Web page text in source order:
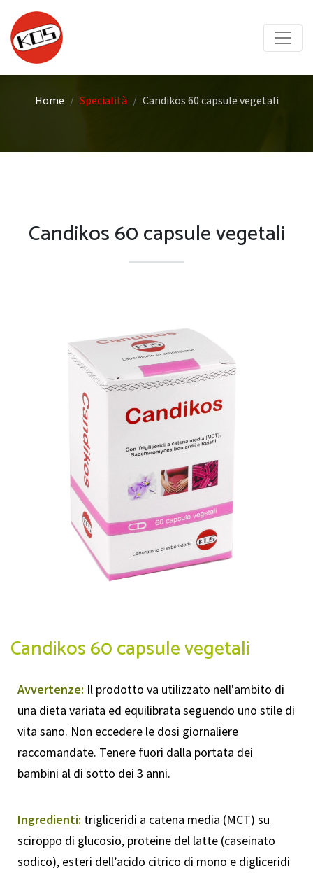
Home Specialità Candikos 60 capsule vegetali
Candikos 60 capsule vegetali
Candikos 60 capsule vegetali
Avvertenze: Il prodotto va utilizzato nell'ambito di
una dieta variata ed equilibrata seguendo uno stile di
vita sano. Non eccedere le dosi giornaliere
raccomandate. Tenere fuori dalla portata dei
bambini al di sotto dei 3 anni.
Ingredienti: trigliceridi a catena media (MCT) su
sciroppo di glucosio, proteine del latte (caseinato
sodico), esteri dell’acido citrico di mono e digliceridi